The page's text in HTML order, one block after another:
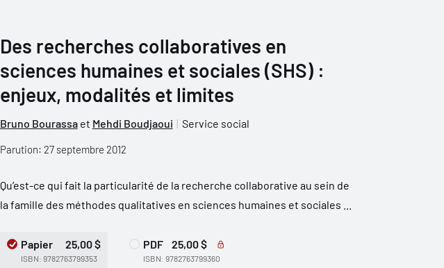
Des recherches collaboratives en
sciences humaines et sociales (SHS) :
enjeux, modalités et limites
Bruno Bourassaet Mehdi Boudjaoui Service social
Parution: 27 septembre 2012
Qu’est-ce qui fait la particularité de la recherche collaborative au sein de
la famille des méthodes qualitatives en sciences humaines et sociales ...
Papier 25,00 $
ISBN: 9782763799353
PDF 25,00 $
ISBN: 9782763799360